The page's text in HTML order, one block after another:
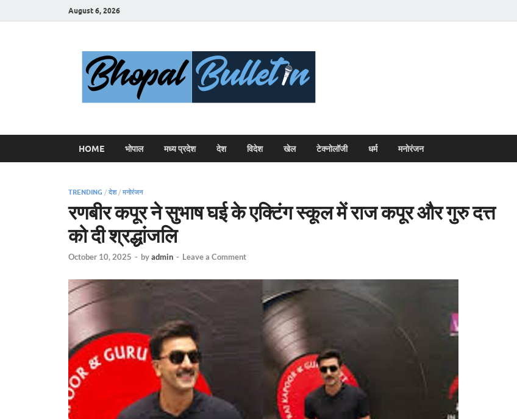
August 6, 2026
HOME भोपाल मध्य प्रदेश देश विदेश खेल टेक्नोलॉजी धर्म मनोरंजन
TRENDING / देश/ मनोरंजन
रणबीर कपूर ने सुभाष घई के एक्टिंग स्कूल में राज कपूर और गुरु दत्त
को दी श्रद्धांजलि
October 10, 2025 - byadmin - Leave a Comment